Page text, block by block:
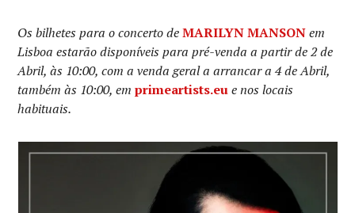
Os bilhetes para o concerto de MARILYN MANSON em
Lisboa estarão disponíveis para pré-venda a partir de 2 de
Abril, às 10:00, com a venda geral a arrancar a 4 de Abril,
também às 10:00, emprimeartists.eue nos locais
habituais.